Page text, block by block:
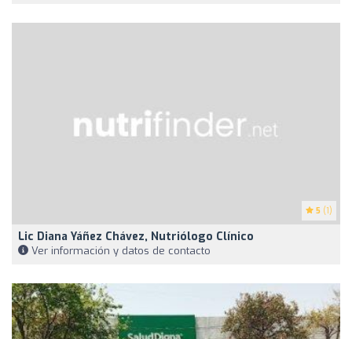
5 (1)
Lic Diana Yáñez Chávez, Nutriólogo Clínico
Ver información y datos de contacto